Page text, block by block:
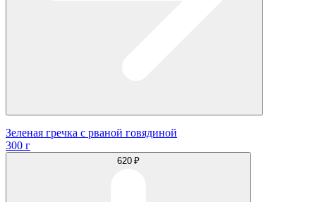
Зеленая гречка с рваной говядиной
300 г
620 ₽